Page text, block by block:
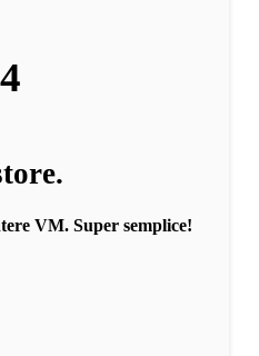
4
VM. Super semplice!